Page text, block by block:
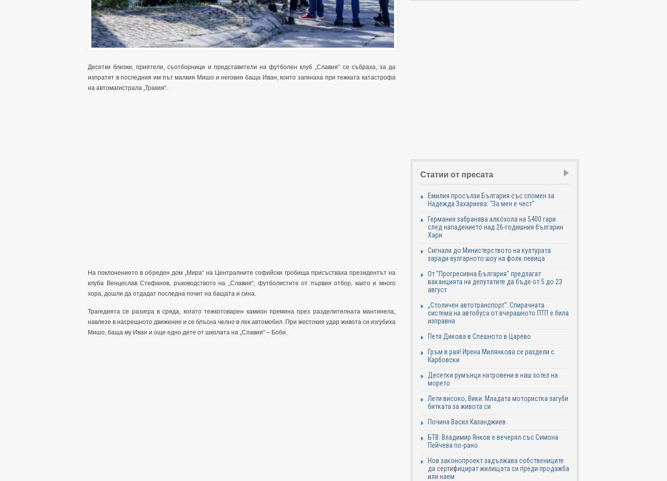
Десетки близки, приятели, съотборници и представители на футболен клуб „Славия“ се събраха, за да
изпратят в последния им път малкия Мишо и неговия баща Иван, които загинаха при тежката катастрофа
на автомагистрала „Тракия“.
На поклонението в обреден дом „Мира“ на Централните софийски гробища присъстваха президентът на
клуба Венцеслав Стефанов, ръководството на „Славия“, футболистите от първия отбор, както и много
хора, дошли да отдадат последна почит на бащата и сина.
Трагедията се разигра в сряда, когато тежкотоварен камион премина през разделителната мантинела,
навлезе в насрещното движение и се блъсна челно в лек автомобил. При жестокия удар живота си изгубиха
Мишо, баща му Иван и още едно дете от школата на „Славия“ – Боби.
Статии от пресата
Емилия просълзи България със спомен за
Надежда Захариева: "За мен е чест"
Германия забранява алкохола на 5400 гари
след нападението над 26-годишния българин
Хари
Сигнали до Министерството на културата
заради вулгарното шоу на фолк певица
От "Прогресивна България" предлагат
ваканцията на депутатите да бъде от 5 до 23
август
„Столичен автотранспорт": Спирачната
система на автобуса от вчерашното ПТП е била
изправна
Петя Дикова в Спешното в Царево
Гръм в рая! Ирена Милянкова се раздели с
Карбовски
Десетки румънци натровени в наш хотел на
морето
Лети високо, Вики: Младата мотористка загуби
битката за живота си
Почина Васил Казанджиев
БТВ: Владимир Янков е вечерял със Симона
Пейчева по-рано
Нов законопроект задължава собствениците
да сертифицират жилищата си преди продажба
или наем